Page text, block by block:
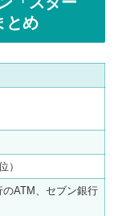
とめ
）
ATM、セブン銀行